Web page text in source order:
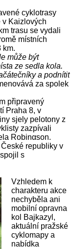
cyklotrasy
v Kaizlových
trasu se vydali
místních
km.
může být
ze sedla kola.
a podnítit
za spolek
připravený
Praha 8, v
sjely pelotony z
zazpívali
Robinαson.
republiky v
s
Vzhledem k
charakteru akce
nechyběla ani
mobilní opravna
kol Bajkazyl,
aktuální pražské
cyklomapy a
nabídka